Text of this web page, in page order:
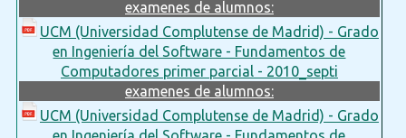
examenes de alumnos:
UCM (Universidad Complutense de Madrid) - Grado
en Ingeniería del Software - Fundamentos de
Computadores primer parcial - 2010_septi
examenes de alumnos:
UCM (Universidad Complutense de Madrid) - Grado